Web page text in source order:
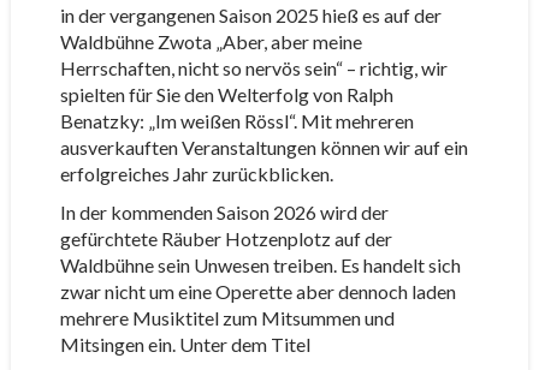
in der vergangenen Saison 2025 hieß es auf der
Waldbühne Zwota „Aber, aber meine
Herrschaften, nicht so nervös sein“ – richtig, wir
spielten für Sie den Welterfolg von Ralph
Benatzky: „Im weißen Rössl“. Mit mehreren
ausverkauften Veranstaltungen können wir auf ein
erfolgreiches Jahr zurückblicken.
In der kommenden Saison 2026 wird der
gefürchtete Räuber Hotzenplotz auf der
Waldbühne sein Unwesen treiben. Es handelt sich
zwar nicht um eine Operette aber dennoch laden
mehrere Musiktitel zum Mitsummen und
Mitsingen ein. Unter dem Titel